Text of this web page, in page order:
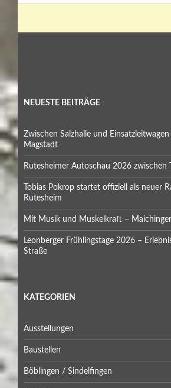
NEUESTE BEITRÄGE
Zwischen Salzhalle und
Magstadt
Rutesheimer Autoschau 2026 zwischen
Tobias Pokrop startet offiziell als neuer
Rutesheim
Mit Musik und Muskelkraft –
Leonberger Frühlingstage 2026 –
Straße
KATEGORIEN
Ausstellungen
Baustellen
Böblingen / Sindelfingen